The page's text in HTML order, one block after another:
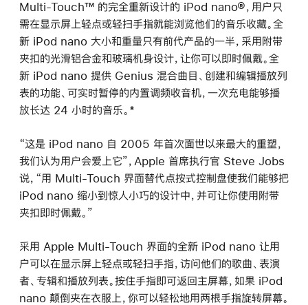
Multi-Touch™ 的完全重新设计的 iPod nano®，用户只
需在显示屏上轻点或轻扫手指就能浏览他们的音乐收藏。全
新 iPod nano 大小和重量只有前代产品的一半，采用附带
夹扣的光滑铝合金和玻璃机身设计，让你可以即时佩戴。全
新 iPod nano 提供 Genius 混合曲目、创建和编辑播放列
表的功能、可实时暂停的内置调频收音机，一次充电能够播
放长达 24 小时的音乐。*
“这是 iPod nano 自 2005 年首次面世以来最大的重塑，
我们认为用户会爱上它”，Apple 首席执行官 Steve Jobs
说，“用 Multi-Touch 界面替代点按式控制盘使我们能够把
iPod nano 缩小到惊人小巧的设计中，并可让你使用附带
夹扣即时佩戴。”
采用 Apple Multi-Touch 界面的全新 iPod nano 让用
户可以在显示屏上轻点或轻扫手指，访问他们的歌曲、表演
者、专辑和播放列表。按住手指即可返回主屏幕，如果 iPod
nano 颠倒夹在衣服上，你可以轻松地用两根手指旋转屏幕。